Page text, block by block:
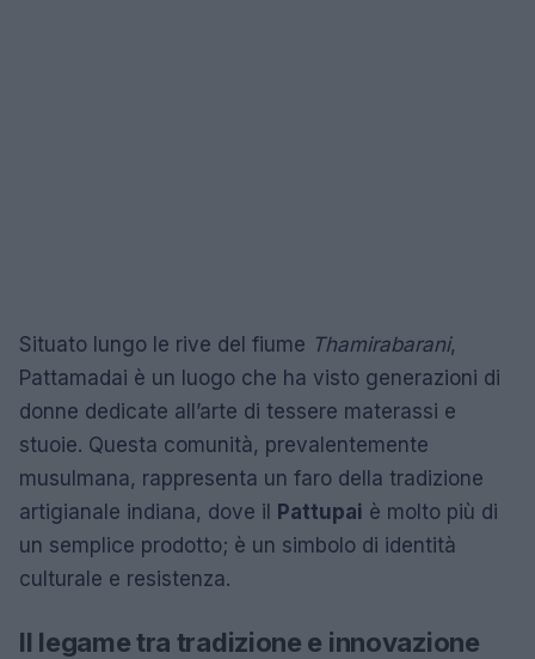
Situato lungo le rive del fiume Thamirabarani,
Pattamadai è un luogo che ha visto generazioni di
donne dedicate all’arte di tessere materassi e
stuoie. Questa comunità, prevalentemente
musulmana, rappresenta un faro della tradizione
artigianale indiana, dove il Pattupai è molto più di
un semplice prodotto; è un simbolo di identità
culturale e resistenza.
Il legame tra tradizione e innovazione